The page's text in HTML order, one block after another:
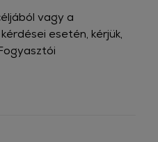
vagy a
esetén, kérjük,